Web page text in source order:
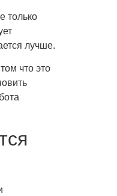
только
лучше.
что это